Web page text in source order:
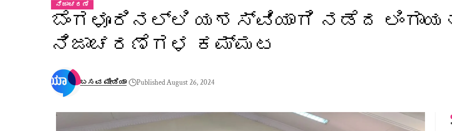
ನಿಜಾಚರಣೆ
ಬೆಂಗಳೂರಿನಲ್ಲಿ ಯಶಸ್ವಿಯಾಗಿ ನಡೆದ
ನಿಜಾಚರಣೆಗಳ ಕಮ್ಮಟ
ಬಸವ ಮೀಡಿಯಾ Published August 26, 2024